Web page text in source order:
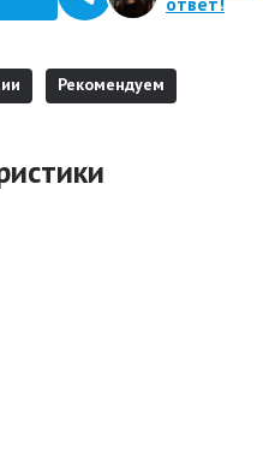
Рекомендуем